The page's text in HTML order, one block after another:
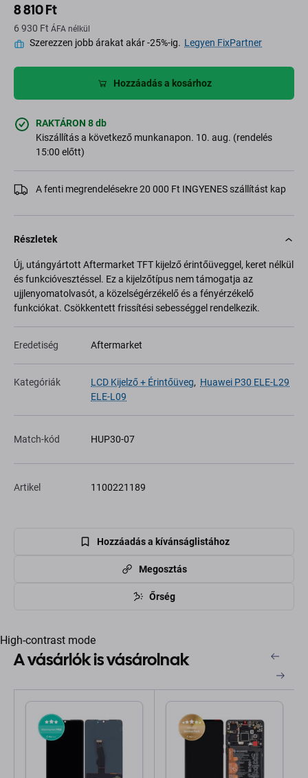
8 810 Ft
6 930 Ft ÁFA nélkül
Szerezzen jobb árakat akár -25%-ig. Legyen FixPartner
Hozzáadás a kosárhoz
RAKTÁRON 8 db
Kiszállítás a következő munkanapon. 10. aug. (rendelés
15:00 előtt)
A fenti megrendelésekre 20 000 Ft INGYENES szállítást kap
Részletek
Új, utángyártott Aftermarket TFT kijelző érintőüveggel, keret nélkül
és funkcióvesztéssel. Ez a kijelzőtípus nem támogatja az
ujjlenyomatolvasót, a közelségérzékelő és a fényérzékelő
funkciókat. Csökkentett frissítési sebességgel rendelkezik.
Eredetiség Aftermarket
Kategóriák LCD Kijelző + Érintőüveg, Huawei P30 ELE-L29
ELE-L09
Match-kód HUP30-07
Artikel 1100221189
Hozzáadás a kívánságlistához
Megosztás
Őrség
High-contrast mode
A vásárlók is vásárolnak